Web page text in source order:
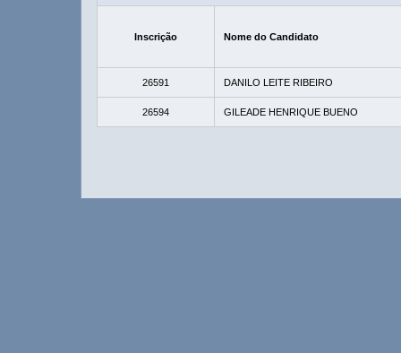
Inscrição Nome do Candidato
26591 DANILO LEITE RIBEIRO
26594 GILEADE HENRIQUE BUENO